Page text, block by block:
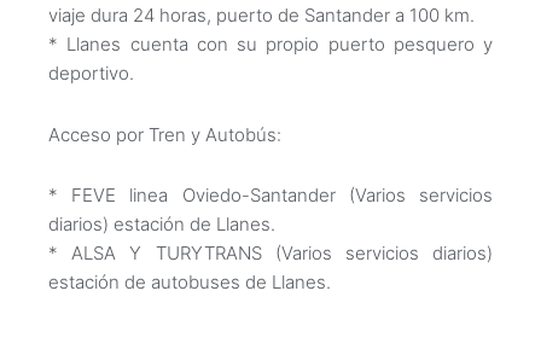
viaje dura 24 horas, puerto de Santander a 100 km.
* Llanes cuenta con su propio puerto pesquero y
deportivo.
Acceso por Tren y Autobús:
* FEVE linea Oviedo-Santander (Varios servicios
diarios) estación de Llanes.
* ALSA Y TURYTRANS (Varios servicios diarios)
estación de autobuses de Llanes.